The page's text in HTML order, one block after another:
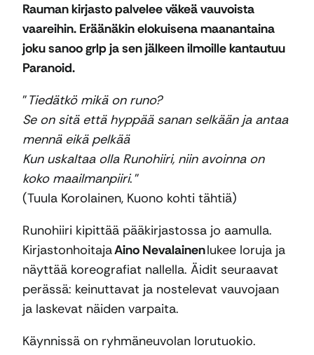
Rauman kirjasto palvelee väkeä vauvoista
vaareihin. Eräänäkin elokuisena maanantaina
joku sanoo grlp ja sen jälkeen ilmoille kantautuu
Paranoid.
”Tiedätkö mikä on runo?
Se on sitä että hyppää sanan selkään ja antaa
mennä eikä pelkää
Kun uskaltaa olla Runohiiri, niin avoinna on
koko maailmanpiiri. ”
(Tuula Korolainen, Kuono kohti tähtiä)
Runohiiri kipittää pääkirjastossa jo aamulla.
KirjastonhoitajaAino Nevalainenlukee loruja ja
näyttää koreografiat nallella. Äidit seuraavat
perässä: keinuttavat ja nostelevat vauvojaan
ja laskevat näiden varpaita.
Käynnissä on ryhmäneuvolan lorutuokio.